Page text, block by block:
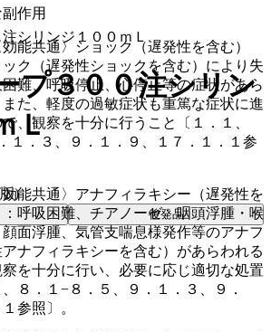
作用
能共通〉ショック（遅発性を含む）
ック（遅発性ショックを含む）により失
難、呼吸停止、心停止等の症状があら
た、軽度の過敏症状も重篤な症状に進
、観察を十分に行うこと〔１．１、
１．３、９．１．９、１７．１．１参
能共通〉アナフィラキシー（遅発性を
呼吸困難、チアノーゼ、咽頭浮腫・喉
面浮腫、気管支喘息様発作等のアナフ
ナフィラキシーを含む）があらわれる
を十分に行い、必要に応じ適切な処置
８．１−８．５、９．１．３、９．
参照〕。
シリンジ１００ｍＬ
プ３００注シリン
Ｌ
)
後発品